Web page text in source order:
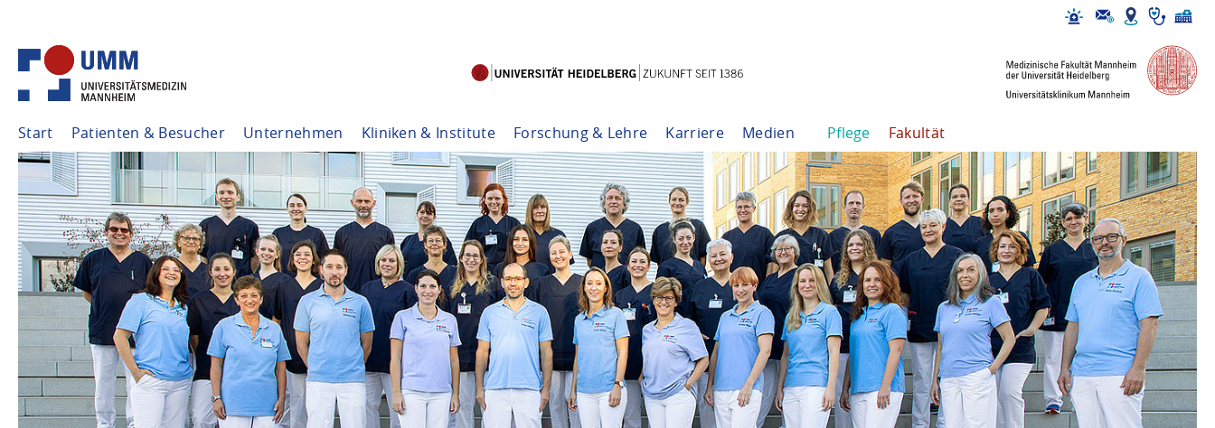
Start Patienten & Besucher Unternehmen Kliniken & Institute Forschung & Lehre Karriere Medien Pflege Fakultät